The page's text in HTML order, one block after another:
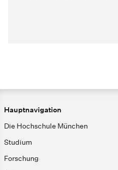
Hauptnavigation
Die Hochschule München
Studium
Forschung